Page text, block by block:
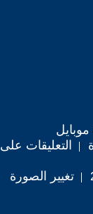
التعليقات على
تغيير الصورة